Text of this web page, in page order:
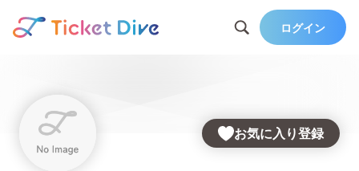
ログイン
お気に入り登録